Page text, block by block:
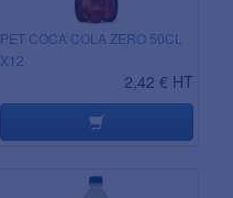
PET COCA COLA ZERO 50CL
X12
2,42 € HT